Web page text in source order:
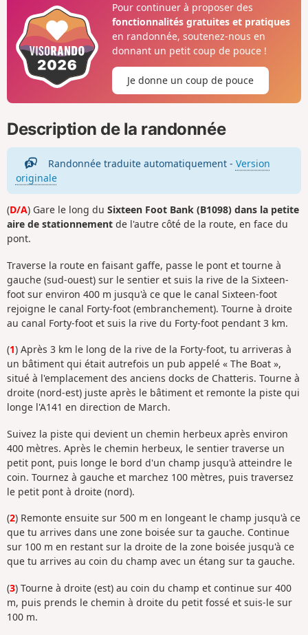
Pour continuer à proposer des
fonctionnalités gratuites et pratiques
en randonnée, soutenez-nous en
donnant un petit coup de pouce !
Je donne un coup de pouce
Description de la randonnée
Randonnée traduite automatiquement - Version
originale
(D/A) Gare le long du Sixteen Foot Bank (B1098) dans la petite
aire de stationnement de l'autre côté de la route, en face du
pont.
Traverse la route en faisant gaffe, passe le pont et tourne à
gauche (sud-ouest) sur le sentier et suis la rive de la Sixteen-
foot sur environ 400 m jusqu'à ce que le canal Sixteen-foot
rejoigne le canal Forty-foot (embranchement). Tourne à droite
au canal Forty-foot et suis la rive du Forty-foot pendant 3 km.
(1) Après 3 km le long de la rive de la Forty-foot, tu arriveras à
un bâtiment qui était autrefois un pub appelé « The Boat »,
situé à l'emplacement des anciens docks de Chatteris. Tourne à
droite (nord-est) juste après le bâtiment et remonte la piste qui
longe l'A141 en direction de March.
Suivez la piste qui devient un chemin herbeux après environ
400 mètres. Après le chemin herbeux, le sentier traverse un
petit pont, puis longe le bord d'un champ jusqu'à atteindre le
coin. Tournez à gauche et marchez 100 mètres, puis traversez
le petit pont à droite (nord).
(2) Remonte ensuite sur 500 m en longeant le champ jusqu'à ce
que tu arrives dans une zone boisée sur ta gauche. Continue
sur 100 m en restant sur la droite de la zone boisée jusqu'à ce
que tu arrives au coin du champ avec un étang sur ta gauche.
(3) Tourne à droite (est) au coin du champ et continue sur 400
m, puis prends le chemin à droite du petit fossé et suis-le sur
100 m.